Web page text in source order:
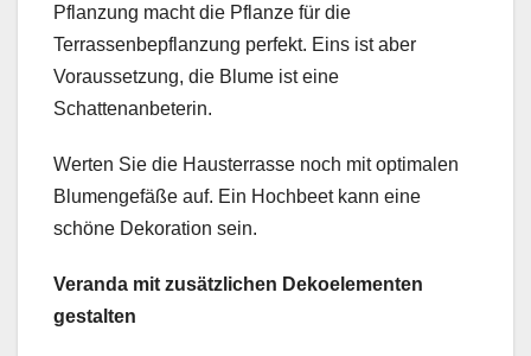
Pflanzung macht die Pflanze für die
Terrassenbepflanzung perfekt. Eins ist aber
Voraussetzung, die Blume ist eine
Schattenanbeterin.
Werten Sie die Hausterrasse noch mit optimalen
Blumengefäße auf. Ein Hochbeet kann eine
schöne Dekoration sein.
Veranda mit zusätzlichen Dekoelementen
gestalten